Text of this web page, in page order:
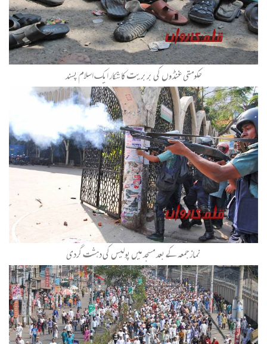
حکومتی غنڈوں کی بربریت کا شکار ایک اسلام پسند
نماز جمعہ کے بعد مسجد میں پولیس کی دہشت گردی